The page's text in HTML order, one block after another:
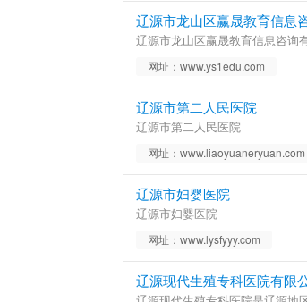
辽源市龙山区赢晟教育信息
辽源市龙山区赢晟教育信息咨询
网址：www.ys1edu.com
辽源市第二人民医院
辽源市第二人民医院
网址：www.liaoyuaneryuan.com
辽源市妇婴医院
辽源市妇婴医院
网址：www.lysfyyy.com
辽源现代生殖专科医院有限